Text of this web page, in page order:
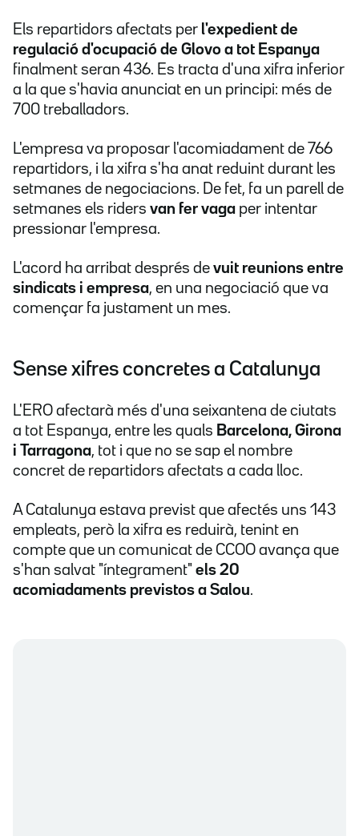
Els repartidors afectats per l'expedient de
regulació d'ocupació de Glovo a tot Espanya
finalment seran 436. Es tracta d'una xifra inferior
a la que s'havia anunciat en un principi: més de
700 treballadors.
L'empresa va proposar l'acomiadament de 766
repartidors, i la xifra s'ha anat reduint durant les
setmanes de negociacions. De fet, fa un parell de
setmanes els riders van fer vaga per intentar
pressionar l'empresa.
L'acord ha arribat després de vuit reunions entre
sindicats i empresa, en una negociació que va
començar fa justament un mes.
Sense xifres concretes a Catalunya
L'ERO afectarà més d'una seixantena de ciutats
a tot Espanya, entre les quals Barcelona, Girona
i Tarragona, tot i que no se sap el nombre
concret de repartidors afectats a cada lloc.
A Catalunya estava previst que afectés uns 143
empleats, però la xifra es reduirà, tenint en
compte que un comunicat de CCOO avança que
s'han salvat "íntegrament" els 20
acomiadaments previstos a Salou.